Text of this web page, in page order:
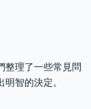
整理了一些常見問
智的決定。